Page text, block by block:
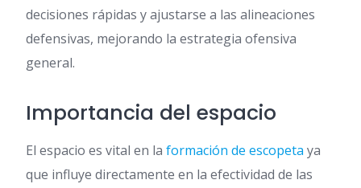
decisiones rápidas y ajustarse a las alineaciones
defensivas, mejorando la estrategia ofensiva
general.
Importancia del espacio
El espacio es vital en la formación de escopeta ya
que influye directamente en la efectividad de las